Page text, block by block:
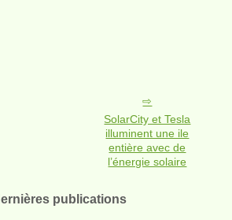
SolarCity et Tesla
illuminent une ile
entière avec de
l’énergie solaire
publications